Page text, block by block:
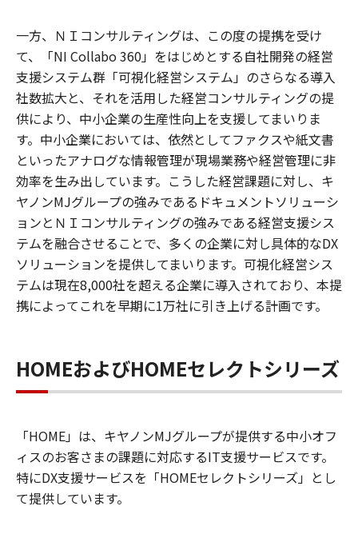
一方、ＮＩコンサルティングは、この度の提携を受け
て、「NI Collabo 360」をはじめとする自社開発の経営
支援システム群「可視化経営システム」のさらなる導入
社数拡大と、それを活用した経営コンサルティングの提
供により、中小企業の生産性向上を支援してまいりま
す。中小企業においては、依然としてファクスや紙文書
といったアナログな情報管理が現場業務や経営管理に非
効率を生み出しています。こうした経営課題に対し、キ
ヤノンMJグループの強みであるドキュメントソリューシ
ョンとＮＩコンサルティングの強みである経営支援シス
テムを融合させることで、多くの企業に対し具体的なDX
ソリューションを提供してまいります。可視化経営シス
テムは現在8,000社を超える企業に導入されており、本提
携によってこれを早期に1万社に引き上げる計画です。
HOMEおよびHOMEセレクトシリーズ
「HOME」は、キヤノンMJグループが提供する中小オフ
ィスのお客さまの課題に対応するIT支援サービスです。
特にDX支援サービスを「HOMEセレクトシリーズ」とし
て提供しています。